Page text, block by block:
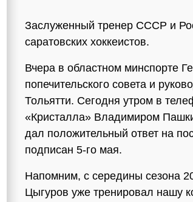
Заслуженный тренер СССР и
саратовских хоккеистов.
Вчера в областном минспорте
попечительского совета и
Тольятти. Сегодня утром в
«Кристалла» Владимиром
дал положительный ответ на
подписан 5-го мая.
Напомним, с середины сезона
Цыгуров уже тренировал нашу